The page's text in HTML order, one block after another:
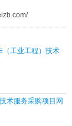
（工业工程）技术
术服务采购项目网